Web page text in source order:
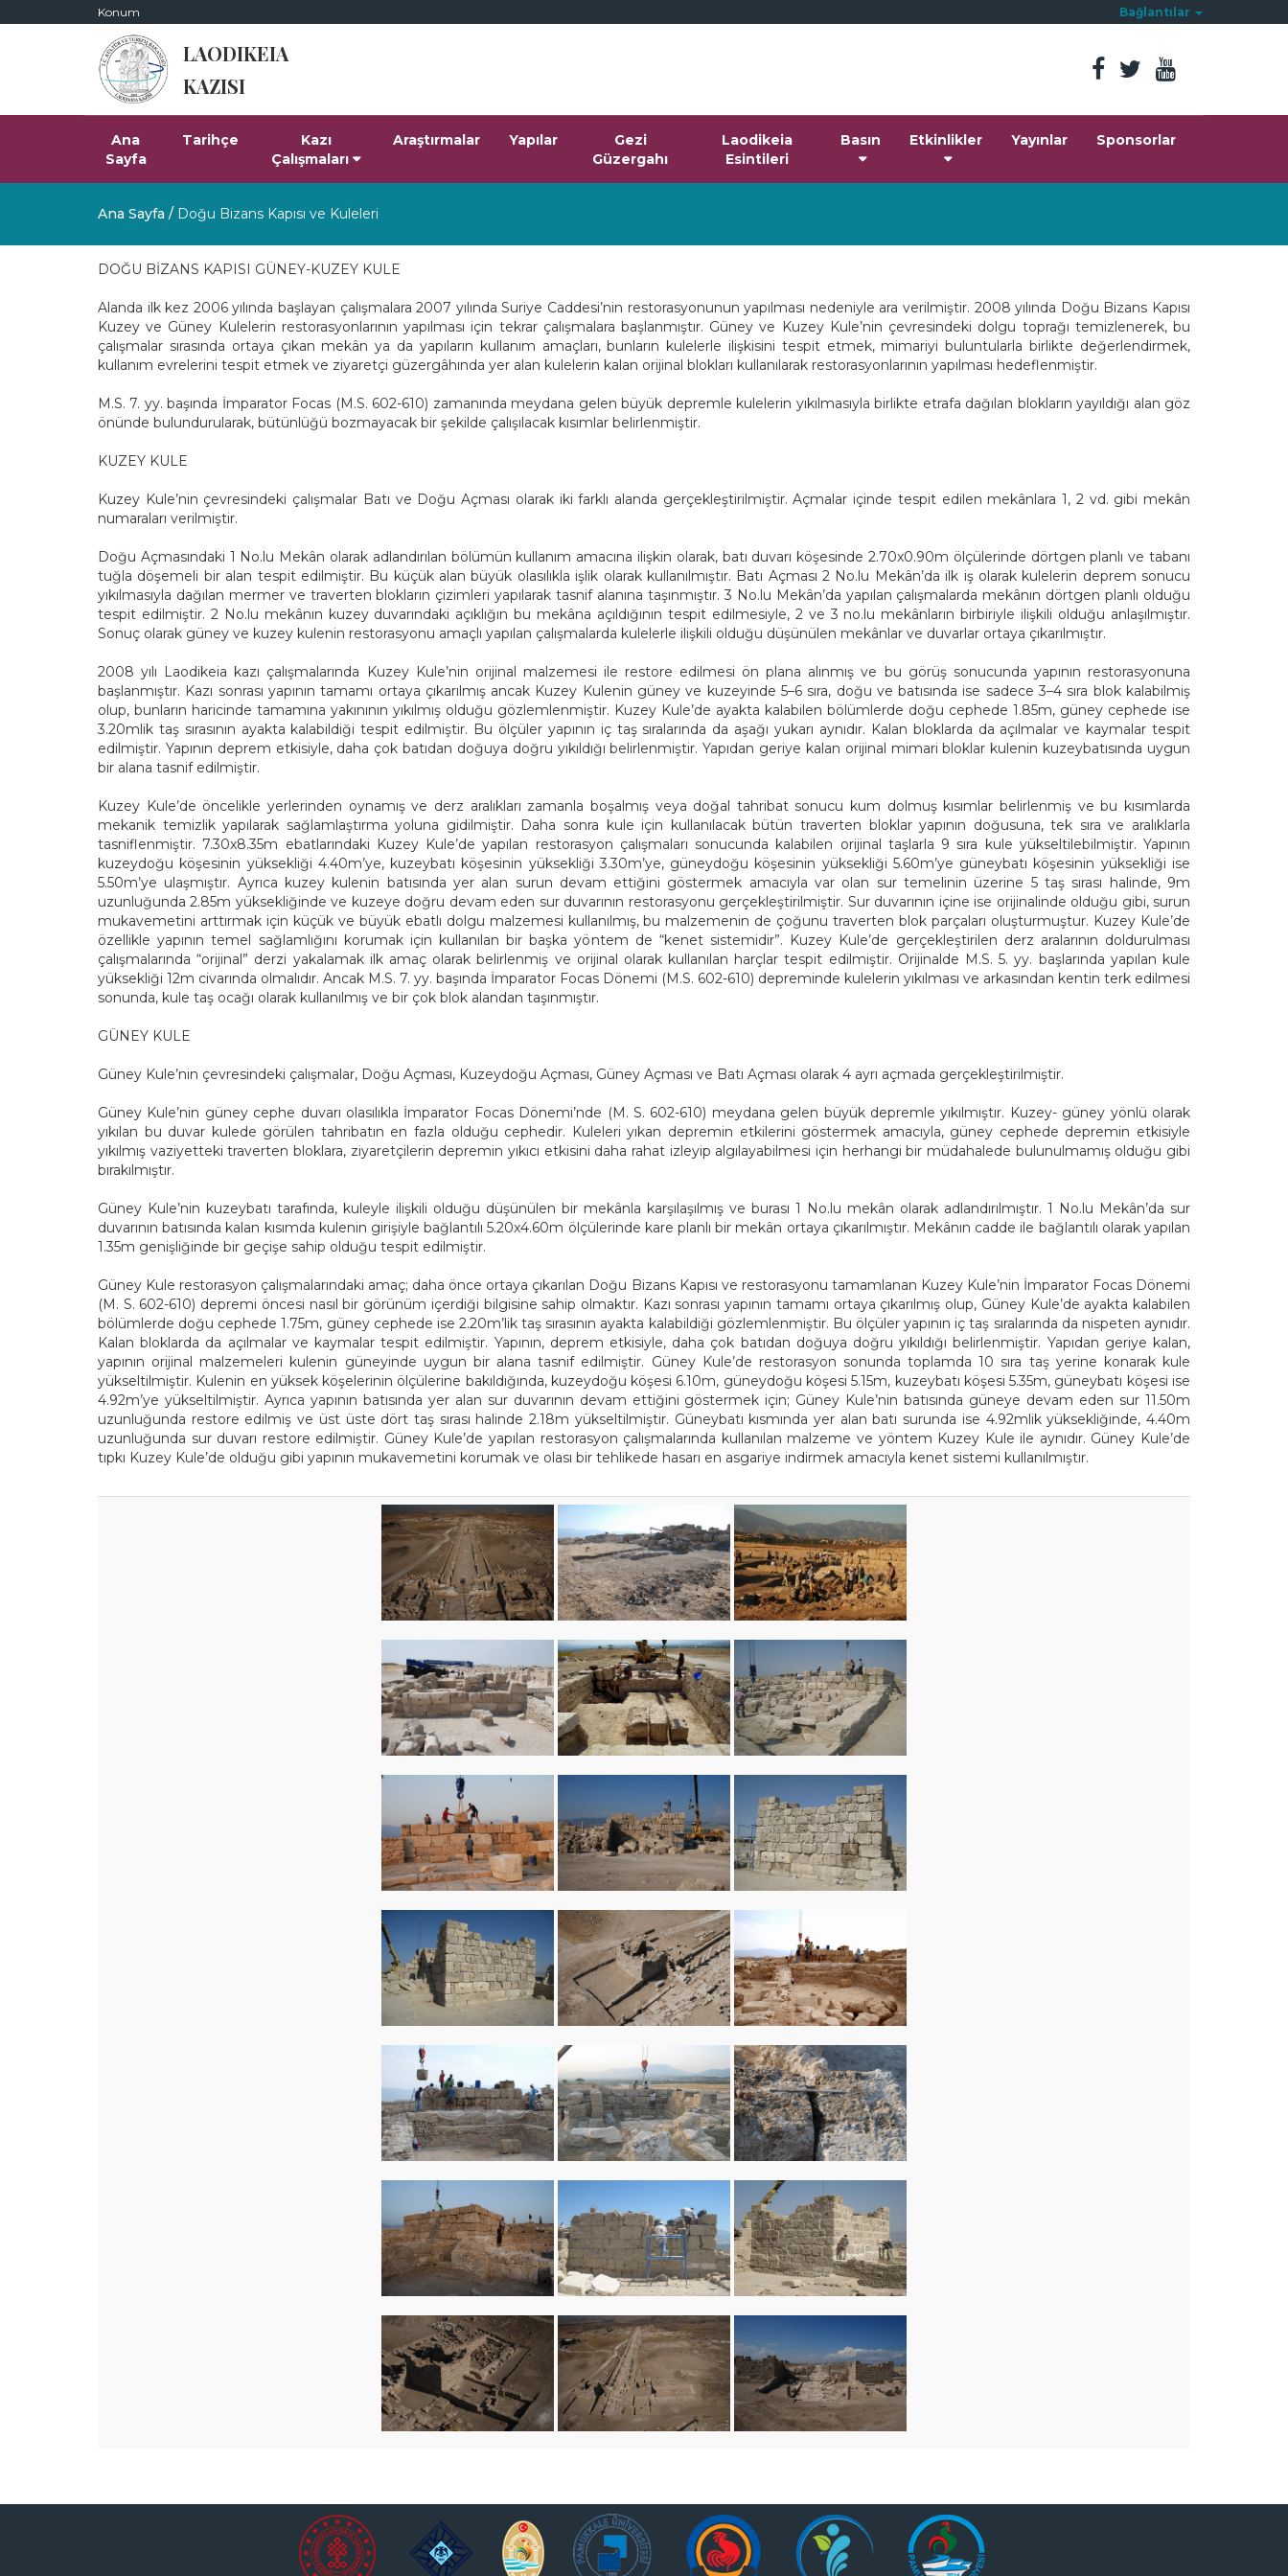
Konum Bağlantılar
LAODIKEIA
KAZISI
Ana
Sayfa
Tarihçe
Kazı
Çalışmaları
Araştırmalar Yapılar
Gezi
Güzergahı
Laodikeia
Esintileri
Basın Etkinlikler Yayınlar Sponsorlar
Ana Sayfa / Doğu Bizans Kapısı ve Kuleleri
DOĞU BİZANS KAPISI GÜNEY-KUZEY KULE
Alanda ilk kez 2006 yılında başlayan çalışmalara 2007 yılında Suriye Caddesi’nin restorasyonunun yapılması nedeniyle ara verilmiştir. 2008 yılında Doğu Bizans Kapısı
Kuzey ve Güney Kulelerin restorasyonlarının yapılması için tekrar çalışmalara başlanmıştır. Güney ve Kuzey Kule’nin çevresindeki dolgu toprağı temizlenerek, bu
çalışmalar sırasında ortaya çıkan mekân ya da yapıların kullanım amaçları, bunların kulelerle ilişkisini tespit etmek, mimariyi buluntularla birlikte değerlendirmek,
kullanım evrelerini tespit etmek ve ziyaretçi güzergâhında yer alan kulelerin kalan orijinal blokları kullanılarak restorasyonlarının yapılması hedeflenmiştir.
M.S. 7. yy. başında İmparator Focas (M.S. 602-610) zamanında meydana gelen büyük depremle kulelerin yıkılmasıyla birlikte etrafa dağılan blokların yayıldığı alan göz
önünde bulundurularak, bütünlüğü bozmayacak bir şekilde çalışılacak kısımlar belirlenmiştir.
KUZEY KULE
Kuzey Kule’nin çevresindeki çalışmalar Batı ve Doğu Açması olarak iki farklı alanda gerçekleştirilmiştir. Açmalar içinde tespit edilen mekânlara 1, 2 vd. gibi mekân
numaraları verilmiştir.
Doğu Açmasındaki 1 No.lu Mekân olarak adlandırılan bölümün kullanım amacına ilişkin olarak, batı duvarı köşesinde 2.70x0.90m ölçülerinde dörtgen planlı ve tabanı
tuğla döşemeli bir alan tespit edilmiştir. Bu küçük alan büyük olasılıkla işlik olarak kullanılmıştır. Batı Açması 2 No.lu Mekân’da ilk iş olarak kulelerin deprem sonucu
yıkılmasıyla dağılan mermer ve traverten blokların çizimleri yapılarak tasnif alanına taşınmıştır. 3 No.lu Mekân’da yapılan çalışmalarda mekânın dörtgen planlı olduğu
tespit edilmiştir. 2 No.lu mekânın kuzey duvarındaki açıklığın bu mekâna açıldığının tespit edilmesiyle, 2 ve 3 no.lu mekânların birbiriyle ilişkili olduğu anlaşılmıştır.
Sonuç olarak güney ve kuzey kulenin restorasyonu amaçlı yapılan çalışmalarda kulelerle ilişkili olduğu düşünülen mekânlar ve duvarlar ortaya çıkarılmıştır.
2008 yılı Laodikeia kazı çalışmalarında Kuzey Kule’nin orijinal malzemesi ile restore edilmesi ön plana alınmış ve bu görüş sonucunda yapının restorasyonuna
başlanmıştır. Kazı sonrası yapının tamamı ortaya çıkarılmış ancak Kuzey Kulenin güney ve kuzeyinde 5–6 sıra, doğu ve batısında ise sadece 3–4 sıra blok kalabilmiş
olup, bunların haricinde tamamına yakınının yıkılmış olduğu gözlemlenmiştir. Kuzey Kule’de ayakta kalabilen bölümlerde doğu cephede 1.85m, güney cephede ise
3.20mlik taş sırasının ayakta kalabildiği tespit edilmiştir. Bu ölçüler yapının iç taş sıralarında da aşağı yukarı aynıdır. Kalan bloklarda da açılmalar ve kaymalar tespit
edilmiştir. Yapının deprem etkisiyle, daha çok batıdan doğuya doğru yıkıldığı belirlenmiştir. Yapıdan geriye kalan orijinal mimari bloklar kulenin kuzeybatısında uygun
bir alana tasnif edilmiştir.
Kuzey Kule’de öncelikle yerlerinden oynamış ve derz aralıkları zamanla boşalmış veya doğal tahribat sonucu kum dolmuş kısımlar belirlenmiş ve bu kısımlarda
mekanik temizlik yapılarak sağlamlaştırma yoluna gidilmiştir. Daha sonra kule için kullanılacak bütün traverten bloklar yapının doğusuna, tek sıra ve aralıklarla
tasniflenmiştir. 7.30x8.35m ebatlarındaki Kuzey Kule’de yapılan restorasyon çalışmaları sonucunda kalabilen orijinal taşlarla 9 sıra kule yükseltilebilmiştir. Yapının
kuzeydoğu köşesinin yüksekliği 4.40m’ye, kuzeybatı köşesinin yüksekliği 3.30m’ye, güneydoğu köşesinin yüksekliği 5.60m’ye güneybatı köşesinin yüksekliği ise
5.50m’ye ulaşmıştır. Ayrıca kuzey kulenin batısında yer alan surun devam ettiğini göstermek amacıyla var olan sur temelinin üzerine 5 taş sırası halinde, 9m
uzunluğunda 2.85m yüksekliğinde ve kuzeye doğru devam eden sur duvarının restorasyonu gerçekleştirilmiştir. Sur duvarının içine ise orijinalinde olduğu gibi, surun
mukavemetini arttırmak için küçük ve büyük ebatlı dolgu malzemesi kullanılmış, bu malzemenin de çoğunu traverten blok parçaları oluşturmuştur. Kuzey Kule’de
özellikle yapının temel sağlamlığını korumak için kullanılan bir başka yöntem de “kenet sistemidir”. Kuzey Kule’de gerçekleştirilen derz aralarının doldurulması
çalışmalarında “orijinal” derzi yakalamak ilk amaç olarak belirlenmiş ve orijinal olarak kullanılan harçlar tespit edilmiştir. Orijinalde M.S. 5. yy. başlarında yapılan kule
yüksekliği 12m civarında olmalıdır. Ancak M.S. 7. yy. başında İmparator Focas Dönemi (M.S. 602-610) depreminde kulelerin yıkılması ve arkasından kentin terk edilmesi
sonunda, kule taş ocağı olarak kullanılmış ve bir çok blok alandan taşınmıştır.
GÜNEY KULE
Güney Kule’nin çevresindeki çalışmalar, Doğu Açması, Kuzeydoğu Açması, Güney Açması ve Batı Açması olarak 4 ayrı açmada gerçekleştirilmiştir.
Güney Kule’nin güney cephe duvarı olasılıkla İmparator Focas Dönemi’nde (M. S. 602-610) meydana gelen büyük depremle yıkılmıştır. Kuzey- güney yönlü olarak
yıkılan bu duvar kulede görülen tahribatın en fazla olduğu cephedir. Kuleleri yıkan depremin etkilerini göstermek amacıyla, güney cephede depremin etkisiyle
yıkılmış vaziyetteki traverten bloklara, ziyaretçilerin depremin yıkıcı etkisini daha rahat izleyip algılayabilmesi için herhangi bir müdahalede bulunulmamış olduğu gibi
bırakılmıştır.
Güney Kule’nin kuzeybatı tarafında, kuleyle ilişkili olduğu düşünülen bir mekânla karşılaşılmış ve burası 1 No.lu mekân olarak adlandırılmıştır. 1 No.lu Mekân’da sur
duvarının batısında kalan kısımda kulenin girişiyle bağlantılı 5.20x4.60m ölçülerinde kare planlı bir mekân ortaya çıkarılmıştır. Mekânın cadde ile bağlantılı olarak yapılan
1.35m genişliğinde bir geçişe sahip olduğu tespit edilmiştir.
Güney Kule restorasyon çalışmalarındaki amaç; daha önce ortaya çıkarılan Doğu Bizans Kapısı ve restorasyonu tamamlanan Kuzey Kule’nin İmparator Focas Dönemi
(M. S. 602-610) depremi öncesi nasıl bir görünüm içerdiği bilgisine sahip olmaktır. Kazı sonrası yapının tamamı ortaya çıkarılmış olup, Güney Kule’de ayakta kalabilen
bölümlerde doğu cephede 1.75m, güney cephede ise 2.20m’lik taş sırasının ayakta kalabildiği gözlemlenmiştir. Bu ölçüler yapının iç taş sıralarında da nispeten aynıdır.
Kalan bloklarda da açılmalar ve kaymalar tespit edilmiştir. Yapının, deprem etkisiyle, daha çok batıdan doğuya doğru yıkıldığı belirlenmiştir. Yapıdan geriye kalan,
yapının orijinal malzemeleri kulenin güneyinde uygun bir alana tasnif edilmiştir. Güney Kule’de restorasyon sonunda toplamda 10 sıra taş yerine konarak kule
yükseltilmiştir. Kulenin en yüksek köşelerinin ölçülerine bakıldığında, kuzeydoğu köşesi 6.10m, güneydoğu köşesi 5.15m, kuzeybatı köşesi 5.35m, güneybatı köşesi ise
4.92m’ye yükseltilmiştir. Ayrıca yapının batısında yer alan sur duvarının devam ettiğini göstermek için; Güney Kule’nin batısında güneye devam eden sur 11.50m
uzunluğunda restore edilmiş ve üst üste dört taş sırası halinde 2.18m yükseltilmiştir. Güneybatı kısmında yer alan batı surunda ise 4.92mlik yüksekliğinde, 4.40m
uzunluğunda sur duvarı restore edilmiştir. Güney Kule’de yapılan restorasyon çalışmalarında kullanılan malzeme ve yöntem Kuzey Kule ile aynıdır. Güney Kule’de
tıpkı Kuzey Kule’de olduğu gibi yapının mukavemetini korumak ve olası bir tehlikede hasarı en asgariye indirmek amacıyla kenet sistemi kullanılmıştır.